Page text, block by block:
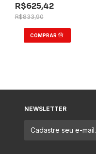
R$625,42
R$833,90
NEWSLETTER